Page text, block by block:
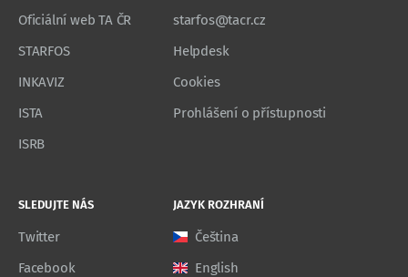
Oficiální web TA ČR
STARFOS
INKAVIZ
ISTA
ISRB
starfos@tacr.cz
Helpdesk
Cookies
Prohlášení o přístupnosti
SLEDUJTE NÁS
Twitter
Facebook
JAZYK ROZHRANÍ
Čeština
English